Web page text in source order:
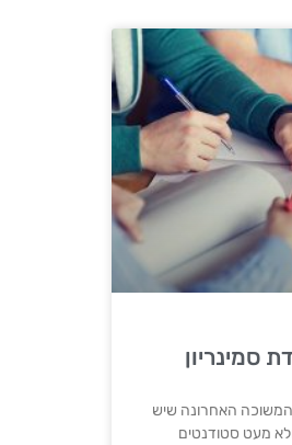
סמינריון
המשוכה האחרונה שיש
מעט סטודנטים